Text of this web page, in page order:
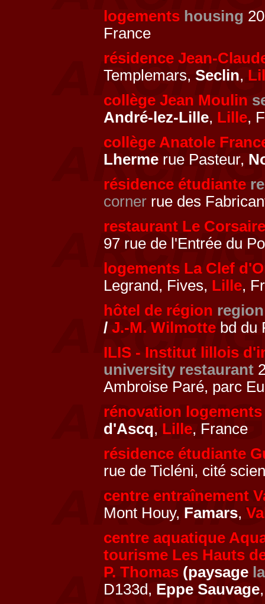
logements housing
France
résidence Jean-
Templemars, Seclin,
collège Jean Moulin
André-lez-Lille, Lille,
collège Anatole
Lherme rue Pasteur,
résidence étudiante
corner rue des
restaurant Le Corsaire
97 rue de l'Entrée du
logements La Clef
Legrand, Fives, Lille,
hôtel de région
/ J.-M. Wilmotte bd du
ILIS - Institut lillois
university restaurant
Ambroise Paré, parc
rénovation logements
d'Ascq, Lille, France
résidence étudiante
rue de Ticléni, cité
centre entraînement
Mont Houy, Famars,
centre aquatique
tourisme Les Hauts
P. Thomas (paysage
D133d, Eppe Sauvage